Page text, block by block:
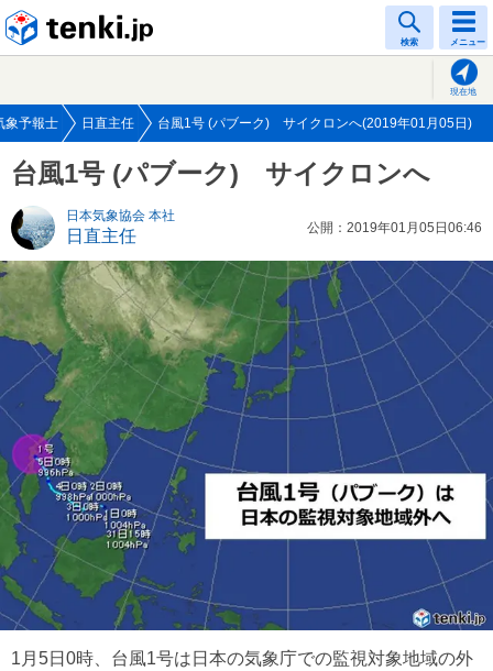
検索 メニュー
現在地
象予報士 日直主任 台風1号 (パブーク) サイクロンへ(2019年01月05日)
台風1号 (パブーク) サイクロンへ
日本気象協会 本社
日直主任 公開：2019年01月05日06:46
1月5日0時、台風1号は日本の気象庁での監視対象地域の外